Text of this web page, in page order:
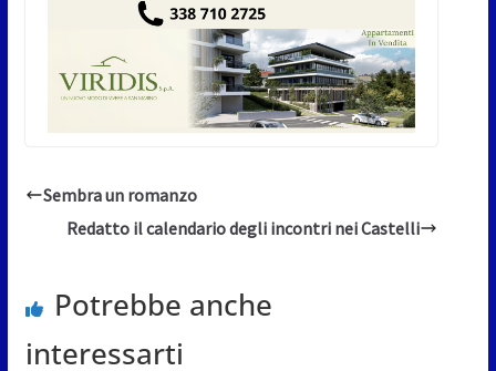
Sembra un romanzo
Redatto il calendario degli incontri nei Castelli
Potrebbe anche
interessarti